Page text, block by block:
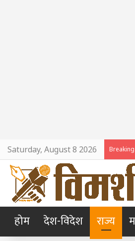
Saturday, August 8 2026
होम देश-विदेश राज्य